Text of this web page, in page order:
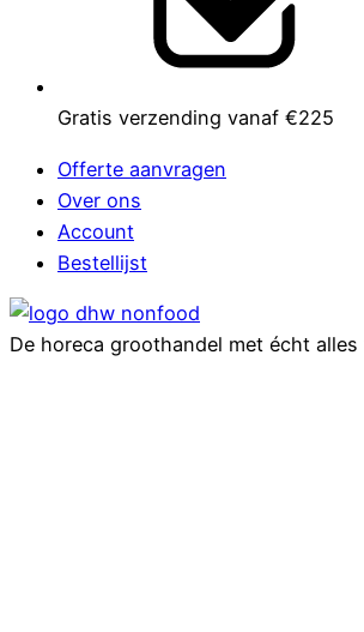
Gratis verzending vanaf €225
Offerte aanvragen
Over ons
Account
Bestellijst
De horeca groothandel met écht